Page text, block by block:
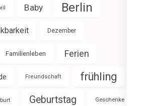
Baby Berlin
Dezember
Familienleben Ferien
Freundschaft frühling
Geburtstag Geschenke